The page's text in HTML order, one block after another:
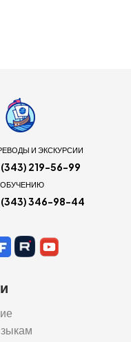
И ЭКСКУРСИИ
(343) 219-56-99
(343) 346-98-44